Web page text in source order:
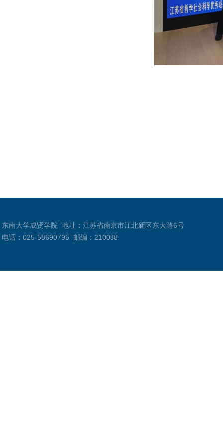
东南大学成贤学院 地址：江苏省南京市江北新区东大路6号
电话：025-58690795
邮编：210088